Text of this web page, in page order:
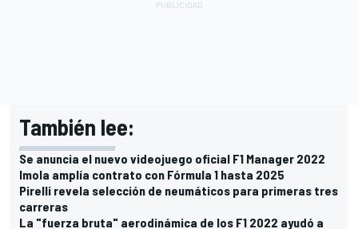
También lee:
Se anuncia el nuevo videojuego oficial F1 Manager 2022
Imola amplía contrato con Fórmula 1 hasta 2025
Pirelli revela selección de neumáticos para primeras tres
carreras
La "fuerza bruta" aerodinámica de los F1 2022 ayudó a